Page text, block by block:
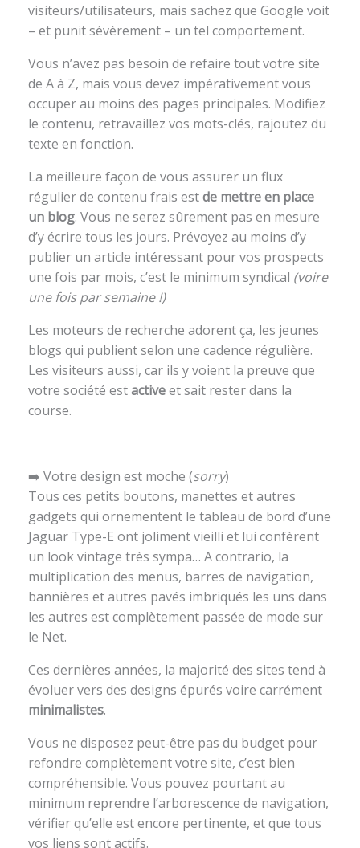
visiteurs/utilisateurs, mais sachez que Google voit
– et punit sévèrement – un tel comportement.
Vous n’avez pas besoin de refaire tout votre site
de A à Z, mais vous devez impérativement vous
occuper au moins des pages principales. Modifiez
le contenu, retravaillez vos mots-clés, rajoutez du
texte en fonction.
La meilleure façon de vous assurer un flux
régulier de contenu frais estde mettre en place
un blog. Vous ne serez sûrement pas en mesure
d’y écrire tous les jours. Prévoyez au moins d’y
publier un article intéressant pour vos prospects
une fois par mois, c’est le minimum syndical (voire
une fois par semaine !)
Les moteurs de recherche adorent ça, les jeunes
blogs qui publient selon une cadence régulière.
Les visiteurs aussi, car ils y voient la preuve que
votre société estactiveet sait rester dans la
course.
➡️ Votre design est moche (sorry)
Tous ces petits boutons, manettes et autres
gadgets qui ornementent le tableau de bord d’une
Jaguar Type-E ont joliment vieilli et lui confèrent
un look vintage très sympa… A contrario, la
multiplication des menus, barres de navigation,
bannières et autres pavés imbriqués les uns dans
les autres est complètement passée de mode sur
le Net.
Ces dernières années, la majorité des sites tend à
évoluer vers des designs épurés voire carrément
minimalistes.
Vous ne disposez peut-être pas du budget pour
refondre complètement votre site, c’est bien
compréhensible. Vous pouvez pourtantau
minimum reprendre l’arborescence de navigation,
vérifier qu’elle est encore pertinente, et que tous
vos liens sont actifs.